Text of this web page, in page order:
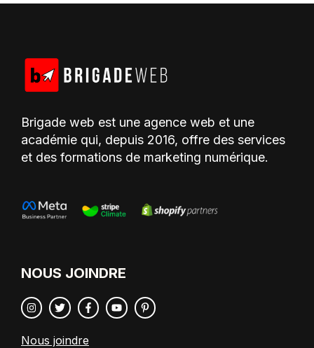
Brigade web est une agence web et une
académie qui, depuis 2016, offre des services
et des formations de marketing numérique.
NOUS JOINDRE
Nous joindre